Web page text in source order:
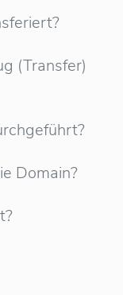
(Transfer)
Domain?